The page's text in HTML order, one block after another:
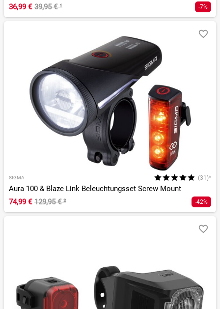
36,99 € 39,95 €¹ -7%
SIGMA (31)*
Aura 100 & Blaze Link Beleuchtungsset Screw Mount
74,99 € 129,95 €² -42%